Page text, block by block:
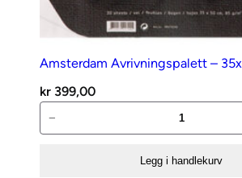
Amsterdam Avrivningspalett –
kr 399,00
Avrivningspalett
−
Legg i handlekurv